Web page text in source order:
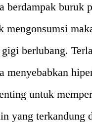
berdampak buruk
mengonsumsi
berlubang.
menyebabkan
untuk
yang terkandung